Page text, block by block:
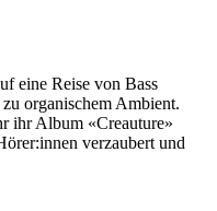
eine Reise von Bass
organischem Ambient.
ihr Album «Creauture»
verzaubert und